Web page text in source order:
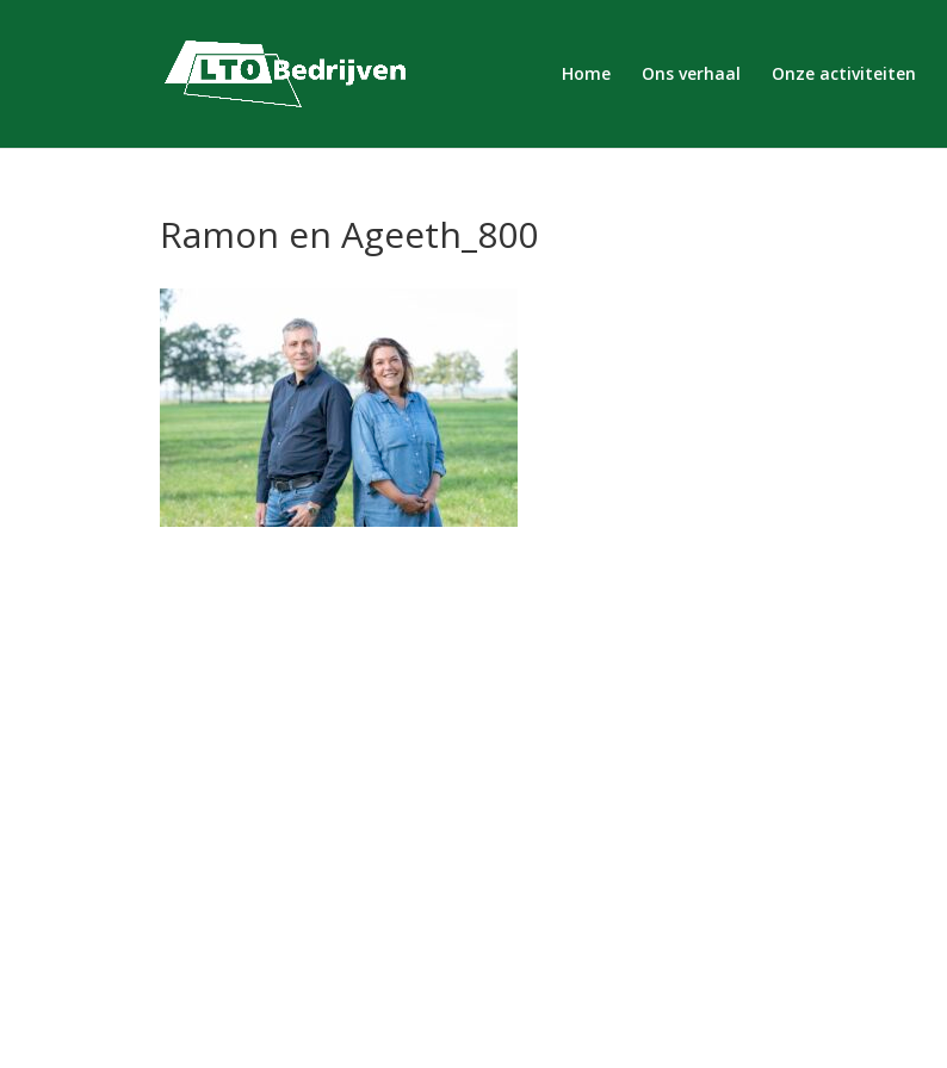
Home Ons verhaal Onze activiteiten
Ramon en Ageeth_800